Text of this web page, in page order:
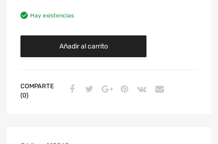
Hay existencias
Añadir al carrito
COMPARTE
(0)